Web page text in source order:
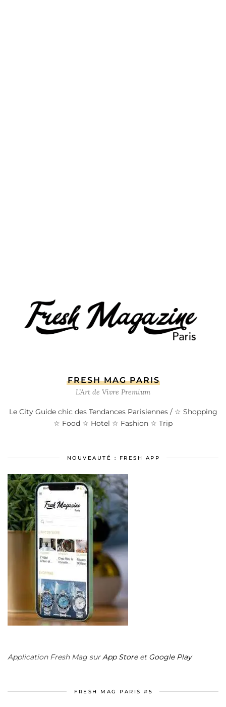
FRESH MAG PARIS
L’Art de Vivre Premium
Le City Guide chic des Tendances Parisiennes / ☆ Shopping
☆ Food ☆ Hotel ☆ Fashion ☆ Trip
NOUVEAUTÉ : FRESH APP
Application Fresh Mag sur App Storeet Google Play
FRESH MAG PARIS #5